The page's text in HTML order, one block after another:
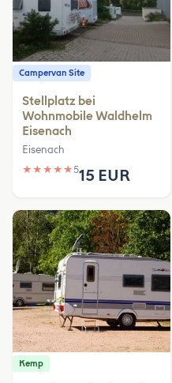
Campervan Site
Stellplatz bei
Wohnmobile Waldhelm
Eisenach
Eisenach
★ ★ ★ ★ ★515 EUR
Kemp